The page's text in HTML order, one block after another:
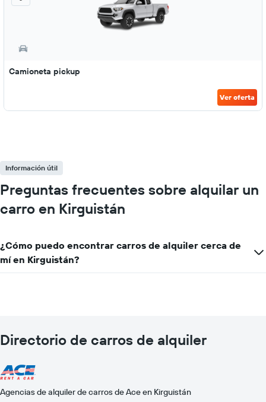
Camioneta pickup
Ver oferta
Información útil
Preguntas frecuentes sobre alquilar un
carro en Kirguistán
¿Cómo puedo encontrar carros de alquiler cerca de
mí en Kirguistán?
Directorio de carros de alquiler
Agencias de alquiler de carros de Ace en Kirguistán